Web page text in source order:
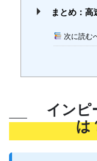
まとめ：
次に読む
インピ
は